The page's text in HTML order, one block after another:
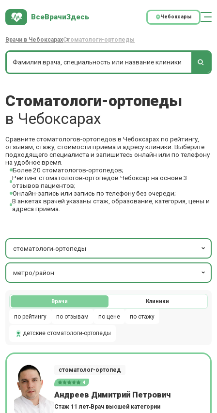
ВсеВрачиЗдесь Чебоксары
Врачи в ЧебоксарахСтоматологи-ортопеды
Стоматологи-ортопеды
в Чебоксарах
Сравните стоматологов-ортопедов в Чебоксарах по рейтингу,
отзывам, стажу, стоимости приема и адресу клиники. Выберите
подходящего специалиста и запишитесь онлайн или по телефону
на удобное время.
Более 20 стоматологов-ортопедов;
Рейтинг стоматологов-ортопедов Чебоксар на основе 3
отзывов пациентов;
Онлайн-запись или запись по телефону без очереди;
В анкетах врачей указаны стаж, образование, категория, цены и
адреса приема.
стоматологи-ортопеды
метро/район
Врачи Клиники
по рейтингу по отзывам по цене по стажу
детские стоматологи-ортопеды
стоматолог-ортопед
4
Андреев Димитрий Петрович
Стаж 11 лет Врач высшей категории